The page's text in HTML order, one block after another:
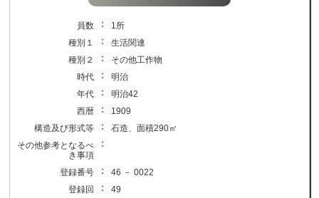
員数 ：
1所
種別１
：
生活関連
種別２
：
その他工作物
時代
：
明治
年代
：
明治42
西暦
：
1909
構造及び形式等
：
石造、面積290㎡
その他参考となるべ
き事項
：
登録番号 ：
46 － 0022
登録回
：
49